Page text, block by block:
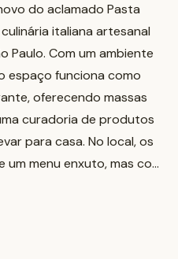
do aclamado Pasta
italiana artesanal
Paulo. Com um ambiente
espaço funciona como
oferecendo massas
curadoria de produtos
para casa. No local, os
menu enxuto, mas com
incluindo massas
e a lasagna alla